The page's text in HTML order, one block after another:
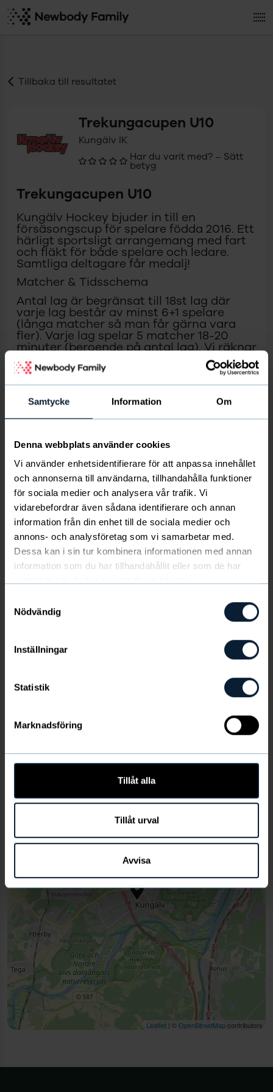
Samtycke Information Om
Denna webbplats använder cookies
Vi använder enhetsidentifierare för att anpassa innehållet
och annonserna till användarna, tillhandahålla funktioner
för sociala medier och analysera vår trafik. Vi
vidarebefordrar även sådana identifierare och annan
information från din enhet till de sociala medier och
annons- och analysföretag som vi samarbetar med.
Dessa kan i sin tur kombinera informationen med annan
information som du har tillhandahållit eller som de har
Nödvändig
Inställningar
Statistik
Marknadsföring
Tillåt alla
Tillåt urval
Avvisa
Tillbaka till resultatet
Trekungacupen U10
Kungälv IK
Har du varit med? – Sätt
betyg
Trekungacupen U10
Kungälv Hockey bjuder in till en
försäsongscup för spelare födda 2016. Ett
härligt sportsligt arrangemang med fart
och fläkt för både spelare och ledare.
Samtliga deltagare får medalj!
Matcher & Tidsschema
Antal lag är begränsat till 18st lag där
varje lag består av minst 6+1 spelare
(långa matcher så man får gärna vara
fler). Varje lag spelar 5 matcher 18-20
minuter (beroende på antal lag). Vi räknar
preliminärt med att hålla på mellan
kl.07:30-19:30.
Mat:Under dagen erbjuds ett rejält lunchmål samt
mellanmål och dricka. Måltid för 2 ledare per
lagenhet ingår. Tillkommande ledare betalar
125kr/st.
Mat
TillTrekungacupen U10s hemsida
Starta försäljning för att tjäna pengar till
laget
Kom igång här
Hockey
−
Leaflet | ©OpenStreetMapcontributors